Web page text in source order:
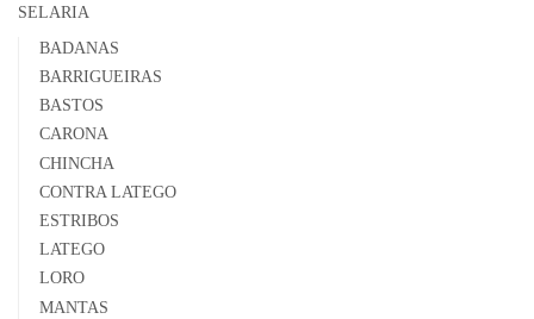
SELARIA
BADANAS
BARRIGUEIRAS
BASTOS
CARONA
CHINCHA
CONTRA LATEGO
ESTRIBOS
LATEGO
LORO
MANTAS